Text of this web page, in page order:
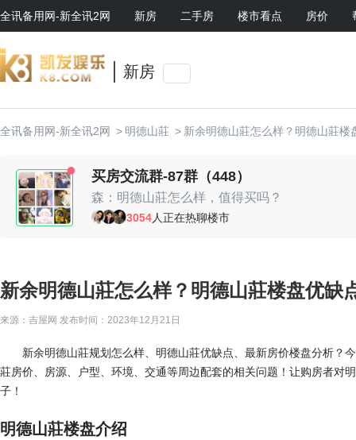
全讯备用网-新全讯2网 新房 二手房 楼市看点 房价
新房
全讯备用网-新全讯2网 > 明德山莊 > 新余明德山莊怎么样？明德山莊楼
买房交流群-87群（448）
森：明德山莊怎么样，值得买吗？
时光机：挺不错的啊
贤：我老婆挺喜欢的
3054人正在热聊楼市
新余明德山莊怎么样？明德山莊楼盘优缺
来源：吉屋网 发布时间：2023年12月21日
新余明德山莊规划怎么样、明德山莊优缺点、最新房价楼盘分析？
莊房价、房源、户型、环境、交通等周边配套的相关问题！让购房者对
子！
明德山莊楼盘介绍